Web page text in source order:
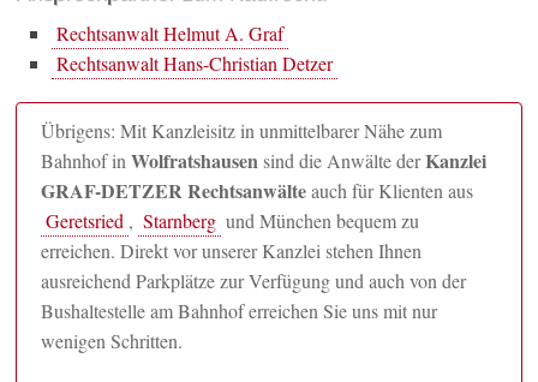
Rechtsanwalt Helmut A. Graf
Rechtsanwalt Hans-Christian Detzer
Übrigens: Mit Kanzleisitz in unmittelbarer Nähe zum
Bahnhof inWolfratshausensind die Anwälte derKanzlei
GRAF-DETZER Rechtsanwälteauch für Klienten aus
Geretsried , Starnberg und München bequem zu
erreichen. Direkt vor unserer Kanzlei stehen Ihnen
ausreichend Parkplätze zur Verfügung und auch von der
Bushaltestelle am Bahnhof erreichen Sie uns mit nur
wenigen Schritten.